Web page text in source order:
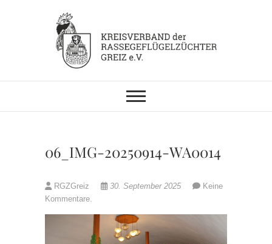
KV RGZ Greiz
06_IMG-20250914-WA0014
RGZGreiz 30. September 2025
Keine
Kommentare.